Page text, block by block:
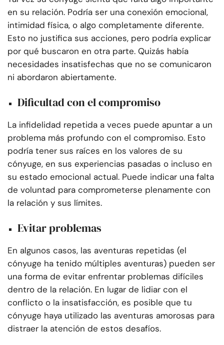
en su relación. Podría ser una conexión emocional,
intimidad física, o algo completamente diferente.
Esto no justifica sus acciones, pero podría explicar
por qué buscaron en otra parte. Quizás había
necesidades insatisfechas que no se comunicaron
ni abordaron abiertamente.
Dificultad con el compromiso
La infidelidad repetida a veces puede apuntar a un
problema más profundo con el compromiso. Esto
podría tener sus raíces en los valores de su
cónyuge, en sus experiencias pasadas o incluso en
su estado emocional actual. Puede indicar una falta
de voluntad para comprometerse plenamente con
la relación y sus límites.
Evitar problemas
En algunos casos, las aventuras repetidas (el
cónyuge ha tenido múltiples aventuras) pueden ser
una forma de evitar enfrentar problemas difíciles
dentro de la relación. En lugar de lidiar con el
conflicto o la insatisfacción, es posible que tu
cónyuge haya utilizado las aventuras amorosas para
distraer la atención de estos desafíos.